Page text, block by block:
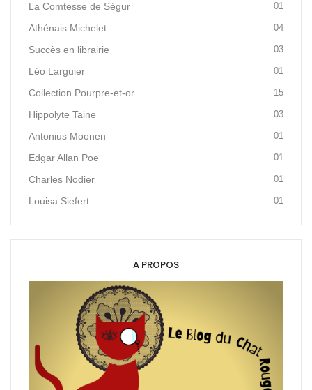
La Comtesse de Ségur 01
Athénais Michelet 04
Succès en librairie 03
Léo Larguier 01
Collection Pourpre-et-or 15
Hippolyte Taine 03
Antonius Moonen 01
Edgar Allan Poe 01
Charles Nodier 01
Louisa Siefert 01
A PROPOS